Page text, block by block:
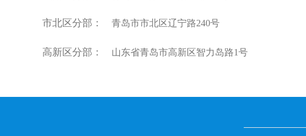
市北区分部： 青岛市市北区辽宁路240号
高新区分部： 山东省青岛市高新区智力岛路1号